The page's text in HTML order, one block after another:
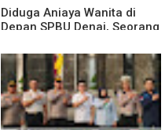
Diduga Aniaya Wanita di
Depan SPBU Denai, Seorang
Medan Area